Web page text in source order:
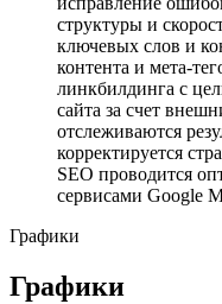
структуры и
ключевых слов и
контента и мета-
линкбилдинга с
сайта за счет
отслеживаются
корректируется
SEO проводится
сервисами Google
Графики
Графики